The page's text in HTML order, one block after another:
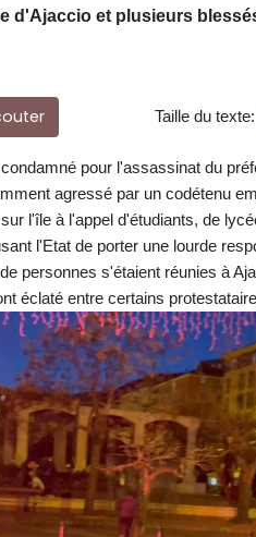
d'Ajaccio et plusieurs
Taille du texte:
pour l'assassinat du
agressé par un codétenu
l'île à l'appel d'étudiants, de
l'Etat de porter une lourde
personnes s'étaient réunies à
éclaté entre certains